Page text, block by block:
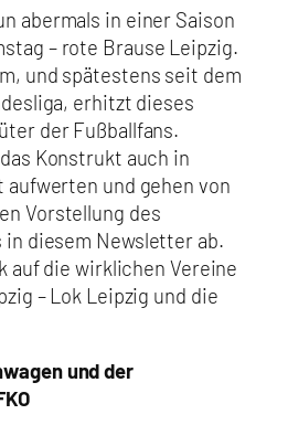
abermals in einer Saison
– rote Brause Leipzig.
und spätestens seit dem
erhitzt dieses
der Fußballfans.
Konstrukt auch in
und gehen von
Vorstellung des
in diesem Newsletter ab.
auf die wirklichen Vereine
– Lok Leipzig und die
und der